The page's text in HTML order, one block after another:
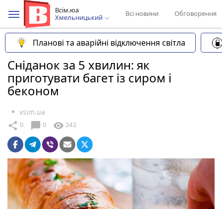
Всім.юа
Хмельницький
Всі новини Обговорення
Планові та аварійні відключення світла
Сніданок за 5 хвилин: як
приготувати багет із сиром і
беконом
vsim.ua
share 0 chat_bubble 0 visibility 242